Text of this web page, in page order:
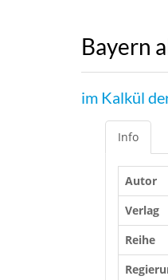
Bayern
im Kalkül
Info
Autor
Verlag
Reihe